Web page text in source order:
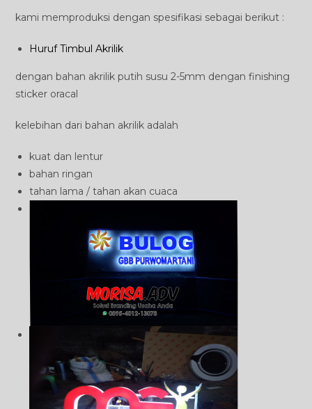
kami memproduksi dengan spesifikasi sebagai berikut :
Huruf Timbul Akrilik
dengan bahan akrilik putih susu 2-5mm dengan finishing
sticker oracal
kelebihan dari bahan akrilik adalah
kuat dan lentur
bahan ringan
tahan lama / tahan akan cuaca